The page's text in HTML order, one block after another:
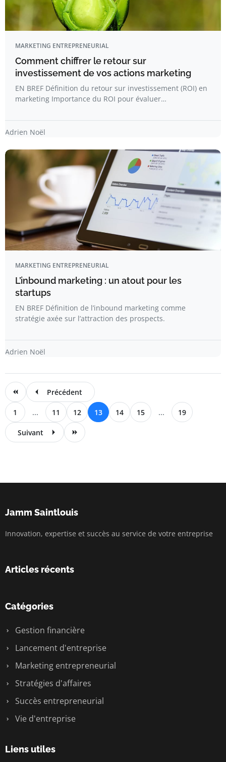
MARKETING ENTREPRENEURIAL
Comment chiffrer le retour sur
investissement de vos actions marketing
EN BREF Définition du retour sur investissement (ROI) en
marketing Importance du ROI pour évaluer…
Adrien Noël
MARKETING ENTREPRENEURIAL
L’inbound marketing : un atout pour les
startups
EN BREF Définition de l’inbound marketing comme
stratégie axée sur l’attraction des prospects.
Adrien Noël
Précédent
1 ... 11 12 13 14 15 ... 19
Suivant
Jamm Saintlouis
Innovation, expertise et succès au service de votre entreprise
Articles récents
Catégories
Gestion financière
Lancement d'entreprise
Marketing entrepreneurial
Stratégies d'affaires
Succès entrepreneurial
Vie d'entreprise
Liens utiles